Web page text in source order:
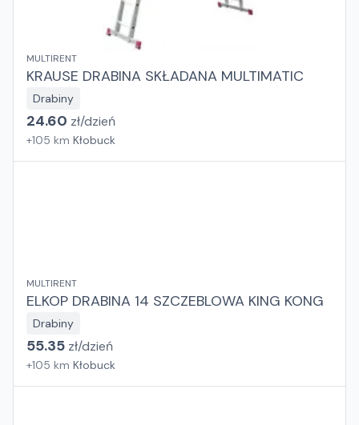
MULTIRENT
KRAUSE DRABINA SKŁADANA MULTIMATIC
Drabiny
24.60 zł/dzień
+105 km Kłobuck
MULTIRENT
ELKOP DRABINA 14 SZCZEBLOWA KING KONG
Drabiny
55.35 zł/dzień
+105 km Kłobuck